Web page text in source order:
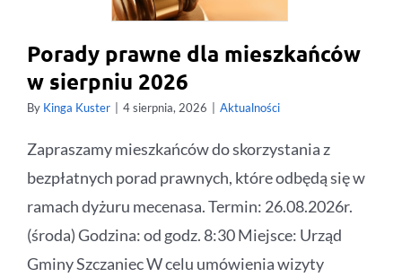
Porady prawne dla mieszkańców
w sierpniu 2026
By Kinga Kuster 4 sierpnia, 2026 Aktualności
Zapraszamy mieszkańców do skorzystania z
bezpłatnych porad prawnych, które odbędą się w
ramach dyżuru mecenasa. Termin: 26.08.2026r.
(środa) Godzina: od godz. 8:30 Miejsce: Urząd
Gminy Szczaniec W celu umówienia wizyty